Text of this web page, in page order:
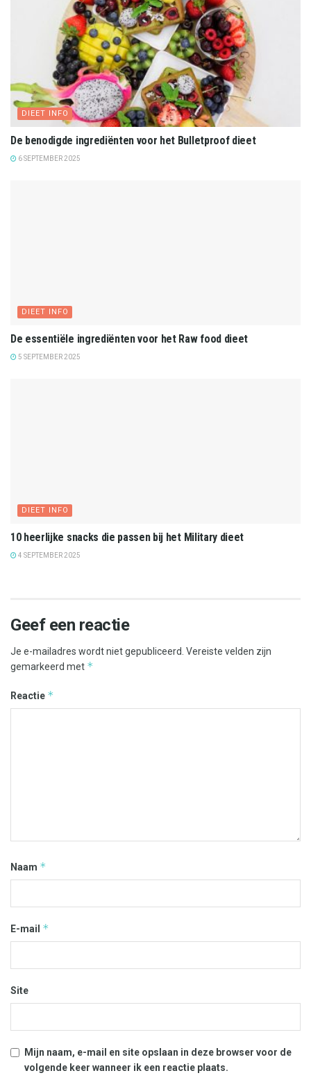
DIEET INFO
De benodigde ingrediënten voor het Bulletproof dieet
6 SEPTEMBER 2025
DIEET INFO
De essentiële ingrediënten voor het Raw food dieet
5 SEPTEMBER 2025
DIEET INFO
10 heerlijke snacks die passen bij het Military dieet
4 SEPTEMBER 2025
Geef een reactie
Je e-mailadres wordt niet gepubliceerd. Vereiste velden zijn
gemarkeerd met *
Reactie *
Naam *
E-mail *
Site
Mijn naam, e-mail en site opslaan in deze browser voor de
volgende keer wanneer ik een reactie plaats.